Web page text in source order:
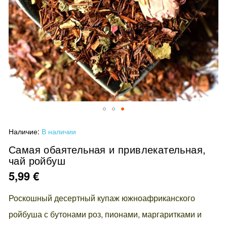
к
началу
галереи
изображений
Наличие: В наличии
Самая обаятельная и привлекательная,
чай ройбуш
5,99 €
Роскошный десертный купаж южноафриканского
ройбуша с бутонами роз, пионами, маргаритками и